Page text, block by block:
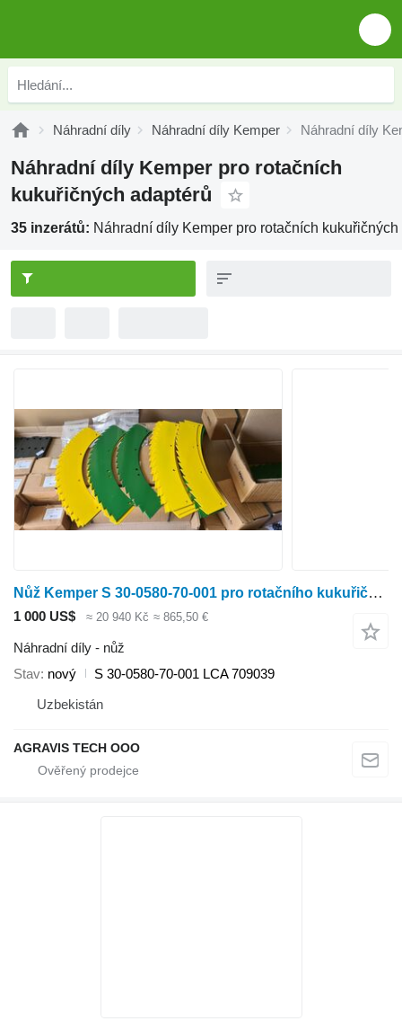
Náhradní díly Náhradní díly Kemper Náhradní díly
Náhradní díly Kemper pro rotačních
kukuřičných adaptérů
35 inzerátů: Náhradní díly Kemper pro rotačních kukuřičných
Nůž Kemper S 30-0580-70-001 pro rotačního kukuřičného adaptéru Kemper 3000, 345, 360, 4500
1 000 US$ ≈ 20 940 Kč ≈ 865,50 €
Náhradní díly - nůž
Stav nový
S 30-0580-70-001 LCA 709039
Uzbekistán
AGRAVIS TECH OOO